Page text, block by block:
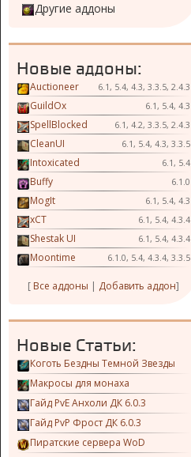
Другие аддоны
Новые аддоны:
Auctioneer 6.1, 5.4, 4.3, 3.3.5, 2.4.3
GuildOx 6.1, 5.4, 4.3
SpellBlocked 6.1, 4.2, 3.3.5, 2.4.3
CleanUI 6.1, 5.4, 4.3, 3.3.5
Intoxicated 6.1, 5.4
Buffy 6.1.0
MogIt 6.1, 5.4, 4.3
xCT 6.1, 5.4, 4.3.4
Shestak UI 6.1, 5.4, 4.3.4
Moontime 6.1.0, 5.4, 4.3.4, 3.3.5
[ Все аддоны | Добавить аддон]
Новые Статьи:
Коготь Бездны Темной Звезды
Макросы для монаха
Гайд PvE Анхоли ДК 6.0.3
Гайд PvP Фрост ДК 6.0.3
Пиратские сервера WoD